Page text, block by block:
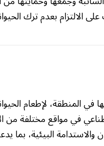
الالتزام بعدم ترك
لإطعام
الاصطناعي في مواقع
والاستدامة البيئية،